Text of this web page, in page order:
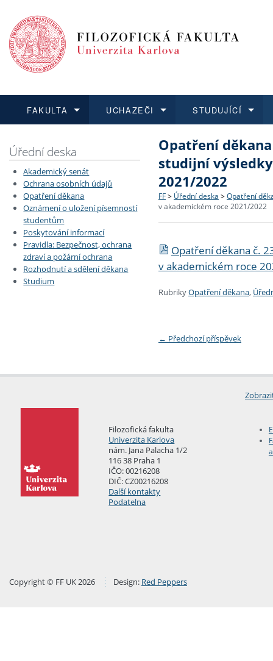
FAKULTA
Dozvědět se více
Struktura a historie
Strategie a další
Podpora a benefity pro
Fakultní školy FF UK
UCHAZEČI
Podat přihlášku
Co studovat a jak se
Učitelské studijní
Informace k průběhu
STUDUJÍCÍ
Dozvědět se více
Bakalářské a magisterské
Doktorské studium
Rigorózní řízení
Dozvědět se více
O vědě a výzkumu na FF
Akademické kvalifikace
Granty a projekty
Dozvědět se více
Aktuální nabídky a
Vyjíždějící studenti
Přijíždějící studenti
Úřední deska
Akademický senát
Ochrana osobních údajů
Opatření děkana
Oznámení o uložení písemností
studentům
Poskytování informací
Pravidla: Bezpečnost, ochrana
zdraví a požární ochrana
Rozhodnutí a sdělení děkana
Studium
Opatření
studijní
2021/2022
FF > Úřední deska > Opatření
v akademickém roce 2021/2022
Opatření děkana č.
v akademickém roce
RubrikyOpatření děkana,
← Předchozí příspěvek
Filozofická fakulta
Univerzita Karlova
nám. Jana Palacha 1/2
116 38 Praha 1
IČO: 00216208
DIČ: CZ00216208
Další kontakty
Podatelna
Copyright © FF UK 2026 Design: Red Peppers